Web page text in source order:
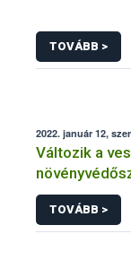
TOVÁBB >
2022. január 12,
Változik a
kapcsolatos
TOVÁBB >